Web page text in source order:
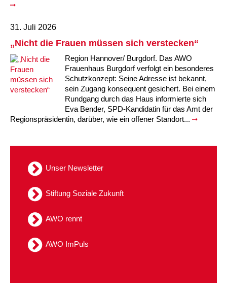
Krippe Schleswiger Straße
Kindertagesstätte Schneiderberg
Kindertagesstätte Sylter Weg
Kindertagesstätte Tresckowstraße
Kindertagesstätte Wiehbergstraße
Kindertagesstätte Levester Straße
Offene Sprach-Sprechstunde
Kindertagesstätte Moorlilienweg /
Familienzentrum
Kindertagesstätte Mühenkamp / Familienzentrum
Kindertagesstätte Petermannstraße /
Hör- und Sprachheilkindergarten Ratswiese
Kindertagesstätte Schweriner Straße /
31. Juli 2026
„Nicht die Frauen müssen sich verstecken“
Region Hannover/ Burgdorf. Das AWO
Frauenhaus Burgdorf verfolgt ein besonderes
Schutzkonzept: Seine Adresse ist bekannt,
sein Zugang konsequent gesichert. Bei einem
Rundgang durch das Haus informierte sich
Eva Bender, SPD-Kandidatin für das Amt der
Regionspräsidentin, darüber, wie ein offener Standort...
Unser Newsletter
Stiftung Soziale Zukunft
AWO rennt
AWO ImPuls